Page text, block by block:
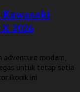
Kawasaki
2026
adventure modern,
untuk tetap setia
ikonik ini